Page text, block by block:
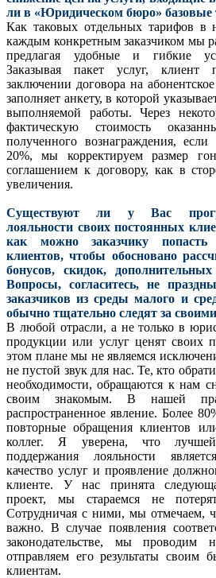
ли в «Юридическом бюро»
Как таковых отдельных тарифов
каждым конкретным заказчиком мы
предлагая удобные и гибкие
Заказывая пакет услуг, клиент
заключении договора на
заполняет анкету, в которой
выполняемой работы. Через
фактическую стоимость
полученного вознаграждения,
20%, мы корректируем размер
соглашением к договору, как в
увеличения.
Существуют ли у Вас
лояльности своих постоянных
как можно заказчику
клиентов, чтобы обосновано
бонусов, скидок,
Вопросы, согласитесь, не
заказчиков из среды малого и
обычно тщательно следят за
В любой отрасли, а не только в
продукции или услуг ценят своих
этом плане мы не являемся
не пустой звук для нас. Те, кто
необходимости, обращаются к нам
своим знакомым. В нашей
распространенное явление. Более
повторные обращения клиентов
коллег. Я уверена, что
поддержания лояльности
качество услуг и проявление
клиенте. У нас принята
проект, мы стараемся не
Сотрудничая с ними, мы отмечаем,
важно. В случае появления
законодательстве, мы проводим
отправляем его результаты
клиентам.